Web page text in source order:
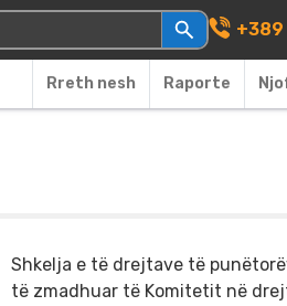
Main +389
Rreth nesh Raporte
Shkelja e të drejtave të
të zmadhuar të Komitetit në